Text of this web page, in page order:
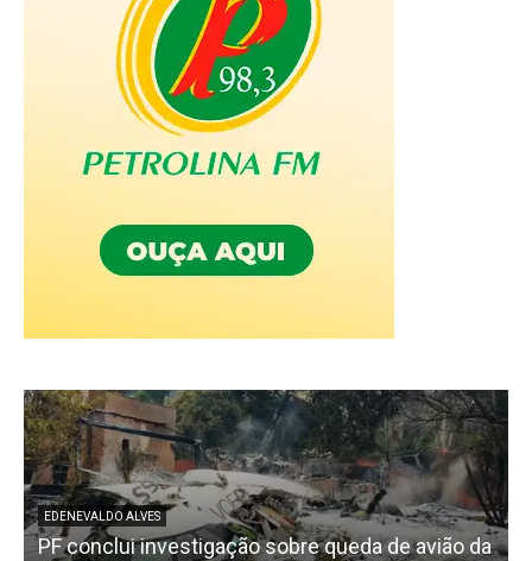
EDENEVALDO ALVES
PF conclui investigação sobre queda de avião da